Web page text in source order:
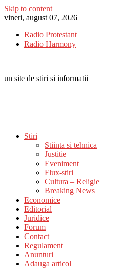
Skip to content
vineri, august 07, 2026
Radio Protestant
Radio Harmony
un site de stiri si informatii
Stiri
Stiinta si tehnica
Justitie
Eveniment
Flux-stiri
Cultura – Religie
Breaking News
Economice
Editorial
Juridice
Forum
Contact
Regulament
Anunturi
Adauga articol